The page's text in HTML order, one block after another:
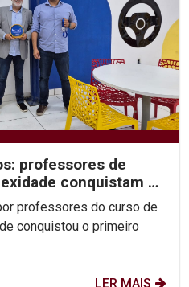
professores de
conquistam 1º
professores do curso de
conquistou o primeiro
LER MAIS